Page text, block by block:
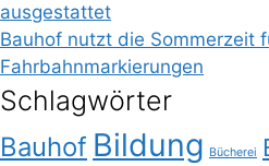
ausgestattet
Bauhof nutzt die Sommerzeit
Fahrbahnmarkierungen
Schlagwörter
Bauhof Bildung Bücherei